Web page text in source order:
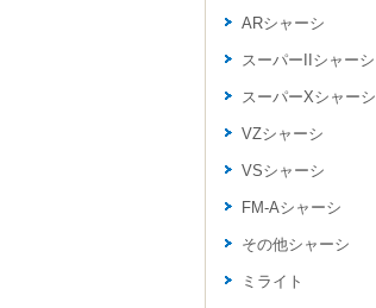
ARシャーシ
スーパーIIシャーシ
スーパーXシャーシ
VZシャーシ
VSシャーシ
FM-Aシャーシ
その他シャーシ
ミライト